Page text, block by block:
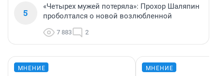
5
«Четырех мужей потеряла»: Прохор Шаляпин
проболтался о новой возлюбленной
7 883 2
МНЕНИЕ МНЕНИЕ